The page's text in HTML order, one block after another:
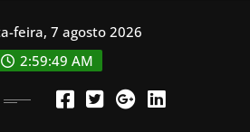
feira, 7 agosto 2026
2:59:51 AM